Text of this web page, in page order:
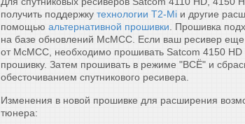
получить поддержку технологии T2-Mi и другие
помощью альтернативной прошивки . Прошивка
на базе обновлений McMCC. Если ваш ресивер
от McMCC, необходимо прошивать Satcom 4150
прошивку. Затем прошивать в режиме "ВСЁ" и
обесточиванием спутникового ресивера.
Изменения в новой прошивке для расширения
тюнера: